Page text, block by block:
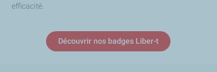
efficacité.
Découvrir nos badges Liber-t